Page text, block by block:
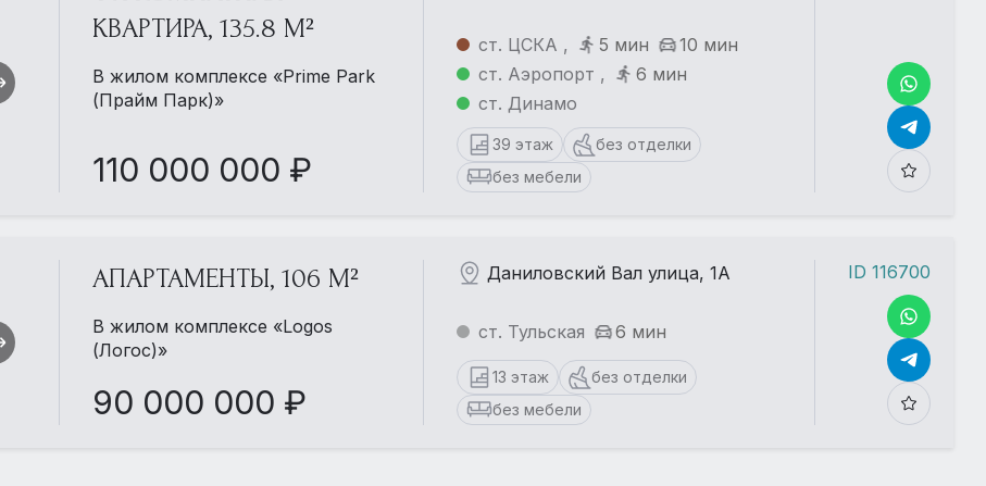
КВАРТИРА, 135.8 М²
В жилом комплексе «Prime Park
(Прайм Парк)»
110 000 000 ₽
ст. ЦСКА , 5 мин
10 мин
ст. Аэропорт ,
6 мин
ст. Динамо
39 этаж
без отделки
без мебели
АПАРТАМЕНТЫ, 106 М²
В жилом комплексе «Logos
(Логос)»
90 000 000 ₽
Даниловский Вал улица, 1А
ст. Тульская 6 мин
13 этаж
без отделки
без мебели
ID 116700